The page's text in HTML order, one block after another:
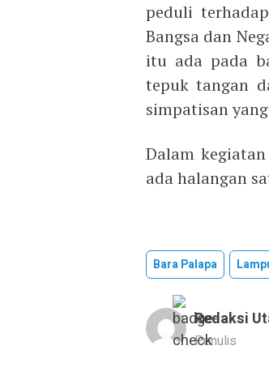
peduli
Bangsa dan
itu ada pada
tepuk tangan
simpatisan
Dalam
ada halangan
Bara Palapa
Redaksi
Penulis